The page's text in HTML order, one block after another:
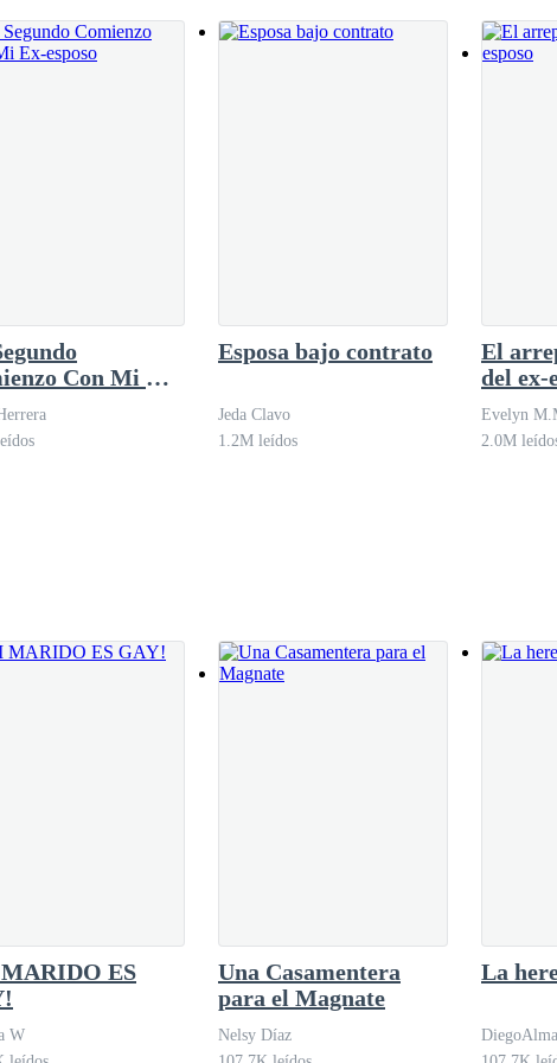
una metralleta en su mano apuntaba a un chico que parecía tranquilo
despacito por la ventana el chico me vio pero no dijo nada mientras
capas le avisa al otro.. tenia que actuar rápido antes de que notaran
un arma de uno de los hombres del suelo y le apunte en la cabeza..
funciona y ahora lo estaba haciendo, mis manos temblaban como
Con Mi Ex-
Esposa bajo contrato
Jeda Clavo
1.2M leídos
El
del ex-
Evelyn
2.0M
ES
W
Una Casamentera
para el Magnate
Nelsy Díaz
La